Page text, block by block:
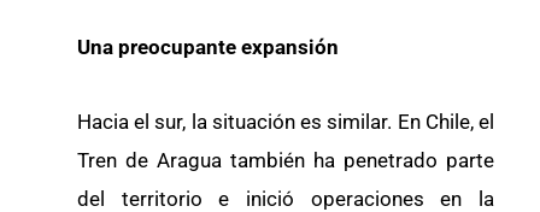
Una preocupante expansión
Hacia el sur, la situación es similar. En Chile, el
Tren de Aragua también ha penetrado parte
del territorio e inició operaciones en la